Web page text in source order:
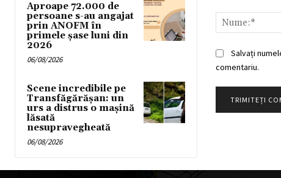
Aproape 72.000 de
persoane s-au angajat
prin ANOFM în
primele șase luni din
2026
06/08/2026
Scene incredibile pe
Transfăgărășan: un
urs a distrus o mașină
lăsată
nesupravegheată
06/08/2026
Salvați
comentariu.